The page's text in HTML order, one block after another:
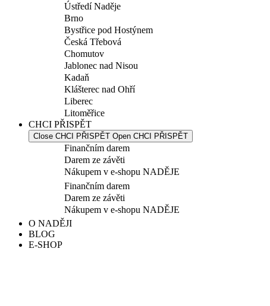
Ústředí Naděje
Brno
Bystřice pod Hostýnem
Česká Třebová
Chomutov
Jablonec nad Nisou
Kadaň
Klášterec nad Ohří
Liberec
Litoměřice
CHCI PŘISPĚT
Close CHCI PŘISPĚT Open CHCI PŘISPĚT
Finančním darem
Darem ze závěti
Nákupem v e-shopu NADĚJE
Finančním darem
Darem ze závěti
Nákupem v e-shopu NADĚJE
O NADĚJI
BLOG
E-SHOP